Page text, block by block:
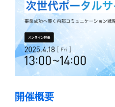
開催概要